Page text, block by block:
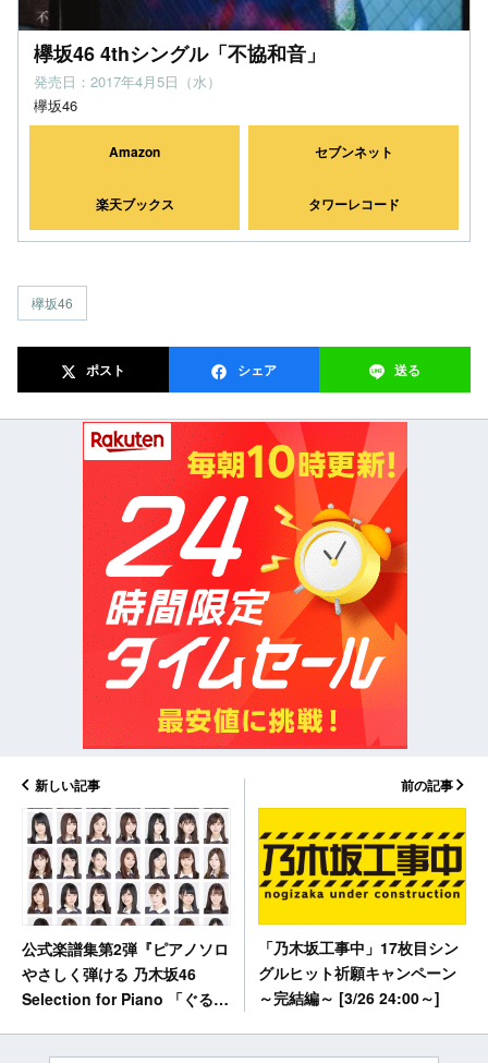
欅坂46 4thシングル「不協和音」
発売日：2017年4月5日（水）
欅坂46
Amazon セブンネット
楽天ブックス タワーレコード
欅坂46
ポスト シェア 送る
新しい記事
公式楽譜集第2弾『ピアノソロ
やさしく弾ける 乃木坂46
Selection for Piano 「ぐるぐ
前の記事
「乃木坂工事中」17枚目シン
グルヒット祈願キャンペーン
～完結編～ [3/26 24:00～]